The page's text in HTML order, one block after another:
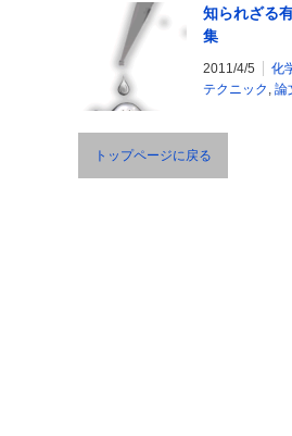
知られざる
集
2011/4/5 化
テクニック , 論
トップページに戻る